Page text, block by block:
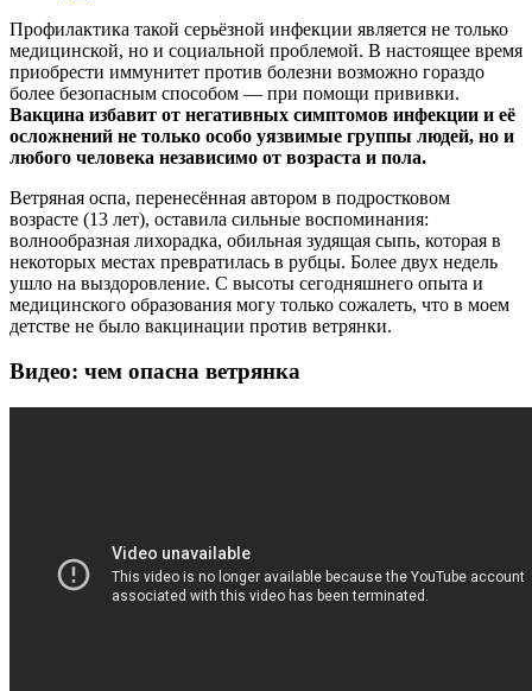
Профилактика такой серьёзной инфекции является не только
медицинской, но и социальной проблемой. В настоящее время
приобрести иммунитет против болезни возможно гораздо
более безопасным способом — при помощи прививки.
Вакцина избавит от негативных симптомов инфекции и её
осложнений не только особо уязвимые группы людей, но и
любого человека независимо от возраста и пола.
Ветряная оспа, перенесённая автором в подростковом
возрасте (13 лет), оставила сильные воспоминания:
волнообразная лихорадка, обильная зудящая сыпь, которая в
некоторых местах превратилась в рубцы. Более двух недель
ушло на выздоровление. С высоты сегодняшнего опыта и
медицинского образования могу только сожалеть, что в моем
детстве не было вакцинации против ветрянки.
Видео: чем опасна ветрянка